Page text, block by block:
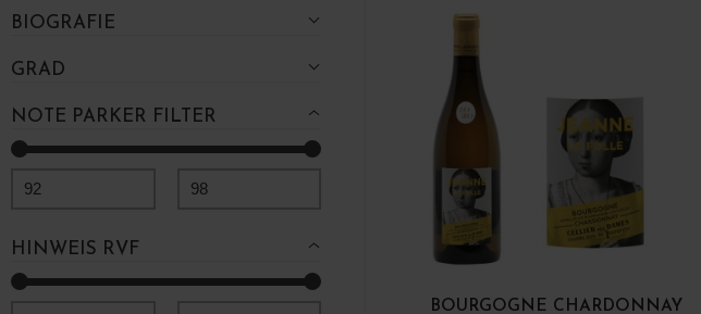
Givry 1er Cru
IGP Côteaux de l'Auxois
Ladoix 1er Cru
Mâcon
Meursault 1er Cru
Montagny 1er Cru
BIOGRAFIE
GRAD
NOTE PARKER FILTER
92 98
HINWEIS RVF
BOURGOGNE CHARDONNAY